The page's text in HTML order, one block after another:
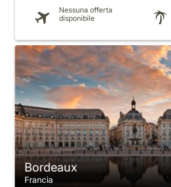
Nessuna offerta
disponibile
Bordeaux
Francia